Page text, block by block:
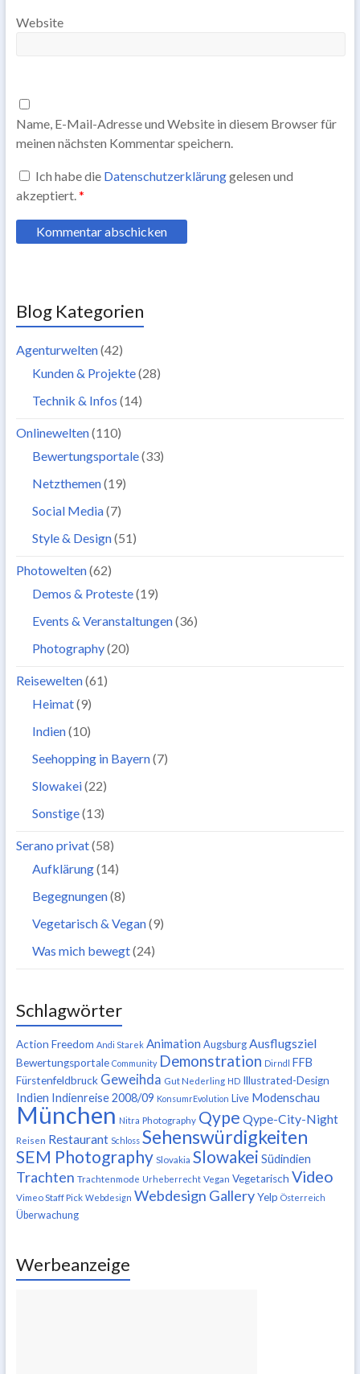
Website
Name, E-Mail-Adresse und Website in diesem Browser für
meinen nächsten Kommentar speichern.
Ich habe die Datenschutzerklärunggelesen und
akzeptiert.*
Blog Kategorien
Agenturwelten(42)
Kunden & Projekte(28)
Technik & Infos (14)
Onlinewelten(110)
Bewertungsportale(33)
Netzthemen(19)
Social Media(7)
Style & Design(51)
Photowelten(62)
Demos & Proteste(19)
Events & Veranstaltungen(36)
Photography(20)
Reisewelten(61)
Heimat(9)
Indien(10)
Seehopping in Bayern(7)
Slowakei(22)
Sonstige(13)
Serano privat(58)
Aufklärung(14)
Begegnungen(8)
Vegetarisch & Vegan(9)
Was mich bewegt(24)
Schlagwörter
Action Freedom Andi Starek Animation Augsburg Ausflugsziel
Bewertungsportale Community Demonstration Dirndl FFB
Fürstenfeldbruck Geweihda Gut Nederling HD Illustrated-Design
Indien Indienreise 2008/09 KonsumrEvolution Live Modenschau
München Nitra Photography Qype Qype-City-Night
Reisen Restaurant Schloss Sehenswürdigkeiten
SEM Photography Slovakia Slowakei Südindien
Trachten Trachtenmode Urheberrecht Vegan Vegetarisch Video
Vimeo Staff Pick Webdesign Webdesign Gallery Yelp Österreich
Überwachung
Werbeanzeige